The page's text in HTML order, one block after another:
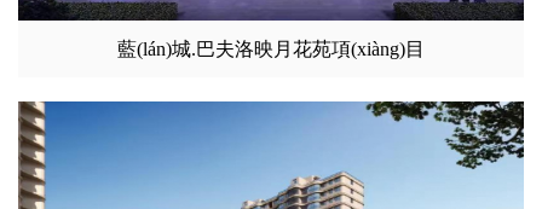
藍(lán)城.巴夫洛映月花苑項(xiàng)目